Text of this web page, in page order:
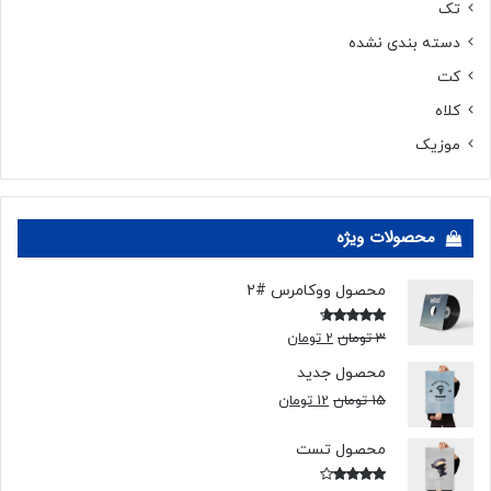
تک
دسته بندی نشده
کت
کلاه
موزیک
محصولات ویژه
محصول ووکامرس #2
امتیاز
از 5
3 تومان 2 تومان
محصول جدید
15 تومان 12 تومان
محصول تست